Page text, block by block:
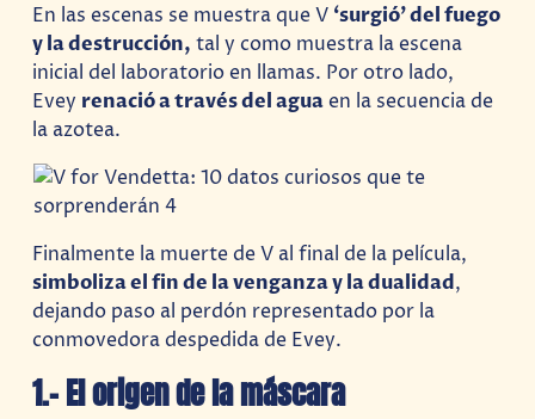
En las escenas se muestra que V ‘surgió’ del fuego
y la destrucción, tal y como muestra la escena
inicial del laboratorio en llamas. Por otro lado,
Evey renació a través del aguaen la secuencia de
la azotea.
Finalmente la muerte de V al final de la película,
simboliza el fin de la venganza y la dualidad,
dejando paso al perdón representado por la
conmovedora despedida de Evey.
1.- El origen de la máscara